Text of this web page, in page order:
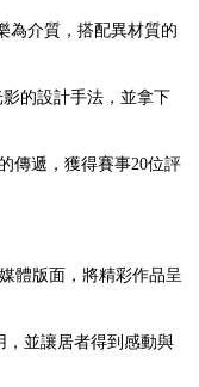
為介質，搭配異材質的
的設計手法，並拿下
傳遞，獲得賽事20位評
體版面，將精彩作品呈
，並讓居者得到感動與